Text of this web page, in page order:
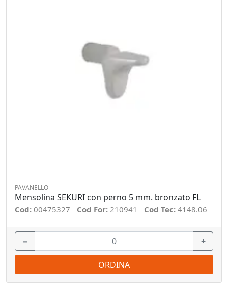
PAVANELLO
Mensolina SEKURI con perno 5 mm. bronzato FL
Cod: 00475327 Cod For: 210941 Cod Tec: 4148.06
− +
ORDINA